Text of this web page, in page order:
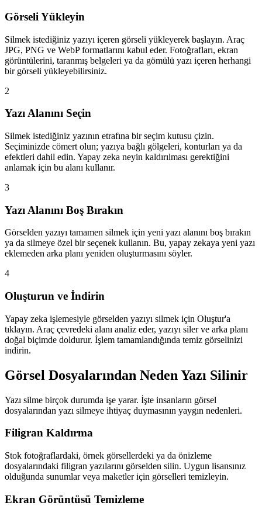
Görseli Yükleyin
Silmek istediğiniz yazıyı içeren görseli yükleyerek başlayın. Araç
JPG, PNG ve WebP formatlarını kabul eder. Fotoğrafları, ekran
görüntülerini, taranmış belgeleri ya da gömülü yazı içeren herhangi
bir görseli yükleyebilirsiniz.
2
Yazı Alanını Seçin
Silmek istediğiniz yazının etrafına bir seçim kutusu çizin.
Seçiminizde cömert olun; yazıya bağlı gölgeleri, konturları ya da
efektleri dahil edin. Yapay zeka neyin kaldırılması gerektiğini
anlamak için bu alanı kullanır.
3
Yazı Alanını Boş Bırakın
Görselden yazıyı tamamen silmek için yeni yazı alanını boş bırakın
ya da silmeye özel bir seçenek kullanın. Bu, yapay zekaya yeni yazı
eklemeden arka planı yeniden oluşturmasını söyler.
4
Oluşturun ve İndirin
Yapay zeka işlemesiyle görselden yazıyı silmek için Oluştur'a
tıklayın. Araç çevredeki alanı analiz eder, yazıyı siler ve arka planı
doğal biçimde doldurur. İşlem tamamlandığında temiz görselinizi
indirin.
Görsel Dosyalarından Neden Yazı Silinir
Yazı silme birçok durumda işe yarar. İşte insanların görsel
dosyalarından yazı silmeye ihtiyaç duymasının yaygın nedenleri.
Filigran Kaldırma
Stok fotoğraflardaki, örnek görsellerdeki ya da önizleme
dosyalarındaki filigran yazılarını görselden silin. Uygun lisansınız
olduğunda sunumlar veya maketler için görselleri temizleyin.
Ekran Görüntüsü Temizleme